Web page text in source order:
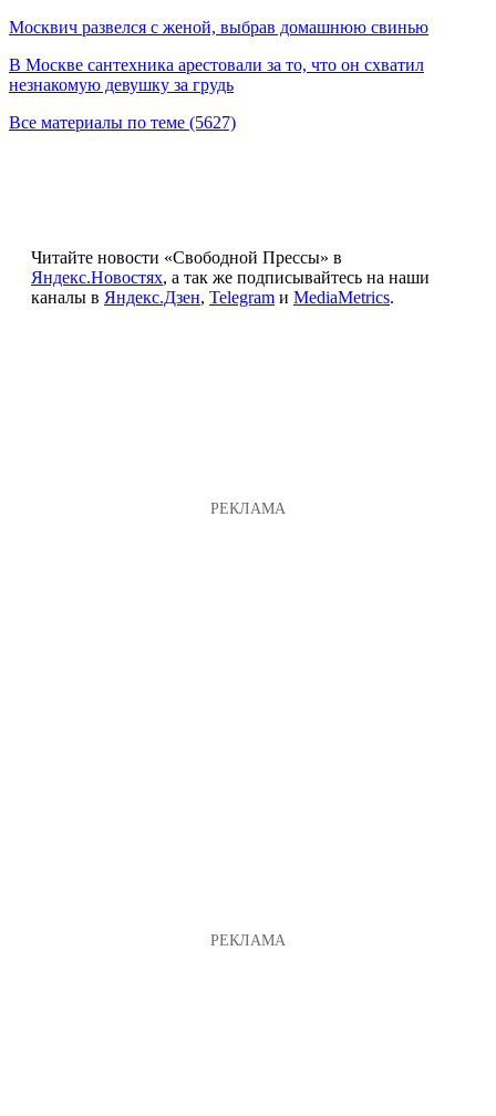
Москвич развелся с женой, выбрав домашнюю свинью
В Москве сантехника арестовали за то, что он схватил
незнакомую девушку за грудь
Все материалы по теме (5627)
Читайте новости «Свободной Прессы» в
Яндекс.Новостях, а так же подписывайтесь на наши
каналы в Яндекс.Дзен, Telegram и MediaMetrics.